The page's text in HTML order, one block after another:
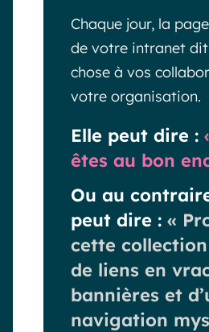
Chaque jour, la
de votre intranet
chose à vos
votre organisation.
Elle peut dire :
êtes au bon
Ou au
peut dire : «
cette
de liens en
bannières et
navigation